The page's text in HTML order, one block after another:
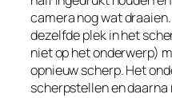
camera nog wat
dezelfde plek in het
niet op het onderwerp)
opnieuw scherp. Het
scherpstellen en daarna